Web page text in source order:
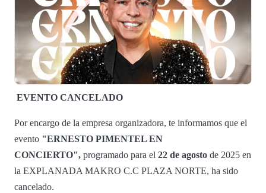
EVENTO CANCELADO
Por encargo de la empresa organizadora, te informamos que el
evento "ERNESTO PIMENTEL EN
CONCIERTO", programado para el 22 de agosto de 2025 en
la EXPLANADA MAKRO C.C PLAZA NORTE, ha sido
cancelado.